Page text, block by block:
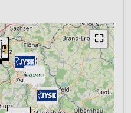
⛶